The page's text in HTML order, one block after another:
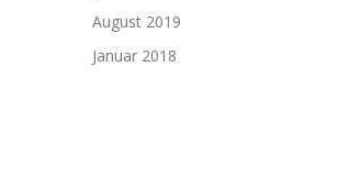
August 2019
Januar 2018